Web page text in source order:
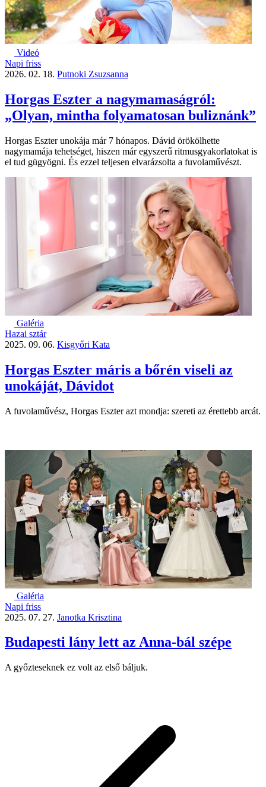
Videó
Napi friss
2026. 02. 18. Putnoki Zsuzsanna
Horgas Eszter a nagymamaságról:
„Olyan, mintha folyamatosan buliznánk”
Horgas Eszter unokája már 7 hónapos. Dávid örökölhette
nagymamája tehetséget, hiszen már egyszerű ritmusgyakorlatokat is
el tud gügyögni. És ezzel teljesen elvarázsolta a fuvolaművészt.
Galéria
Hazai sztár
2025. 09. 06. Kisgyőri Kata
Horgas Eszter máris a bőrén viseli az
unokáját, Dávidot
A fuvolaművész, Horgas Eszter azt mondja: szereti az érettebb arcát.
Galéria
Napi friss
2025. 07. 27. Janotka Krisztina
Budapesti lány lett az Anna-bál szépe
A győzteseknek ez volt az első báljuk.